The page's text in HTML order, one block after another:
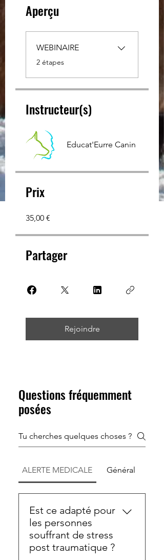
Aperçu
WEBINAIRE
.
2 étapes
Instructeur(s)
Educat'Eurre Canin
Prix
35,00 €
Partager
Rejoindre
Questions fréquemment
posées
ALERTE MEDICALE Général
Est ce adapté pour
les personnes
souffrant de stress
post traumatique ?